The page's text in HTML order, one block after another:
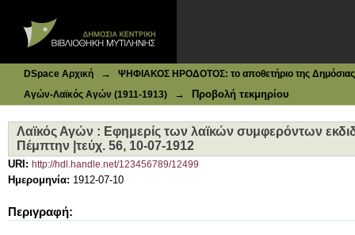
DSpace Αρχική →
ΨΗΦΙΑΚΟΣ ΗΡΟΔΟΤΟΣ: το αποθετήριο της Δημόσιας
Αγών-Λαϊκός Αγών (1911-1913)
→ Προβολή τεκμηρίου
Λαϊκός Αγών : Εφημερίς των λαϊκών συμφερόντων
Πέμπτην |τεύχ. 56, 10-07-1912
URI: http://hdl.handle.net/123456789/12499
Ημερομηνία: 1912-07-10
Περιγραφή: